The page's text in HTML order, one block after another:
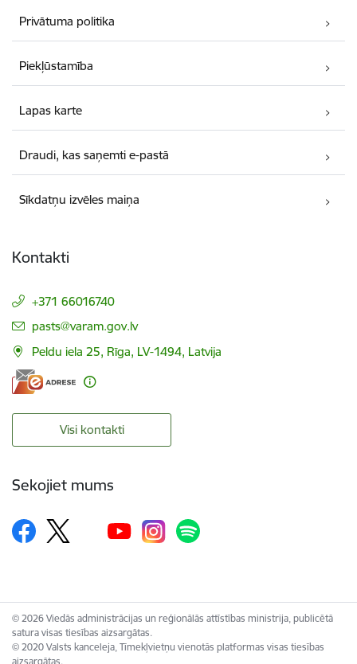
Privātuma politika
Piekļūstamība
Lapas karte
Draudi, kas saņemti e-pastā
Sīkdatņu izvēles maiņa
Kontakti
+371 66016740
E-pasts:
pasts@varam.gov.lv
Peldu iela 25, Rīga, LV-1494, Latvija
Visi kontakti
Sekojiet mums
© 2026 Viedās administrācijas un reģionālās attīstības ministrija, publicētā
satura visas tiesības aizsargātas.
© 2020 Valsts kanceleja, Tīmekļvietņu vienotās platformas visas tiesības
aizsargātas.